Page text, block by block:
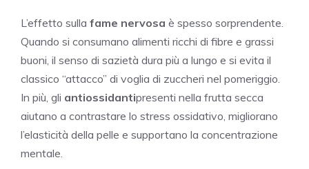
L’effetto sulla fame nervosa è spesso sorprendente.
Quando si consumano alimenti ricchi di fibre e grassi
buoni, il senso di sazietà dura più a lungo e si evita il
classico “attacco” di voglia di zuccheri nel pomeriggio.
In più, gli antiossidantipresenti nella frutta secca
aiutano a contrastare lo stress ossidativo, migliorano
l’elasticità della pelle e supportano la concentrazione
mentale.